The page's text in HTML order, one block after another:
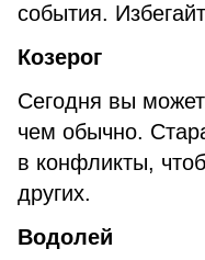
события.
Козерог
Сегодня вы
чем обычно.
в конфликты,
других.
Водолей